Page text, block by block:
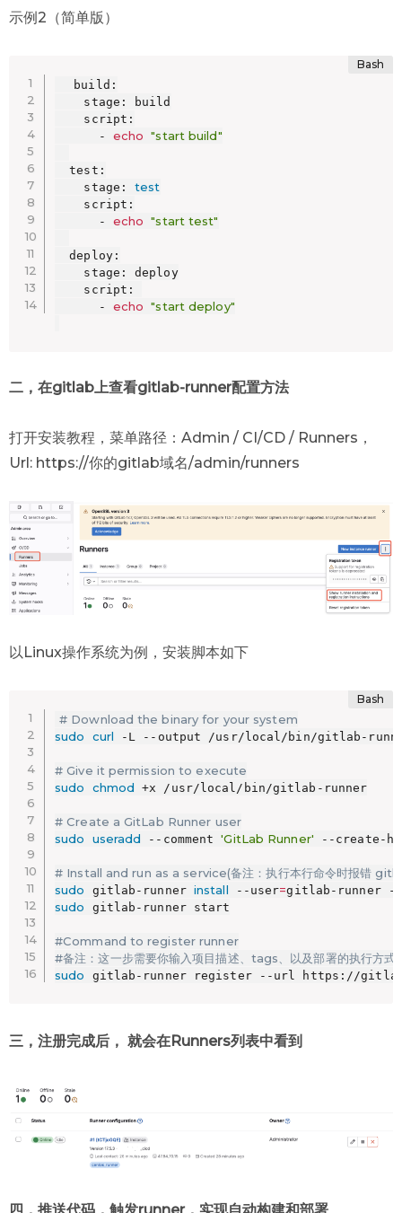
示例2（简单版）
  build:
    stage: build
    script:
      -
echo "start build"
  test:
    stage:
test
    script:
      -
echo "start test"
  deploy:
    stage: deploy
    script:
      -
echo "start deploy"
二，在gitlab上查看gitlab-runner配置方法
打开安装教程，菜单路径：Admin / CI/CD / Runners，
Url: https://你的gitlab域名/admin/runners
以Linux操作系统为例，安装脚本如下
# Download the binary for your system
sudo
curl -L --output /usr/local/bin/gitlab-runner
# Give it permission to execute
sudo
chmod +x /usr/local/bin/gitlab-runner
# Create a GitLab Runner user
sudo
useradd --comment 'GitLab Runner' --create-
# Install and run as a service(备注：执行本行命令时报错
sudo gitlab-runner install --user=gitlab-runner
sudo gitlab-runner start
#Command to register runner
#备注：这一步需要你输入项目描述、tags、以及部署的执行
sudo gitlab-runner register --url https://
三，注册完成后， 就会在Runners列表中看到